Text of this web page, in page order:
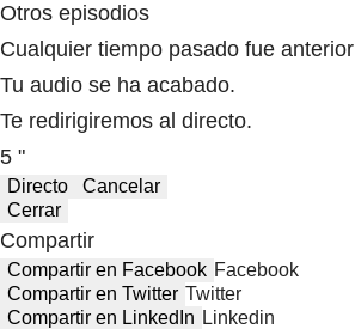
Otros episodios
Cualquier tiempo pasado fue anterior
Tu audio se ha acabado.
Te redirigiremos al directo.
5 "
Directo
Cancelar
Cerrar
Compartir
Compartir en Facebook Facebook
Compartir en Twitter Twitter
Compartir en LinkedIn Linkedin